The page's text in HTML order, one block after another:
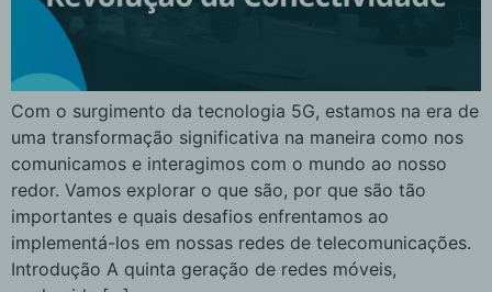
Com o surgimento da tecnologia 5G, estamos na era de
uma transformação significativa na maneira como nos
comunicamos e interagimos com o mundo ao nosso
redor. Vamos explorar o que são, por que são tão
importantes e quais desafios enfrentamos ao
implementá-los em nossas redes de telecomunicações.
Introdução A quinta geração de redes móveis,